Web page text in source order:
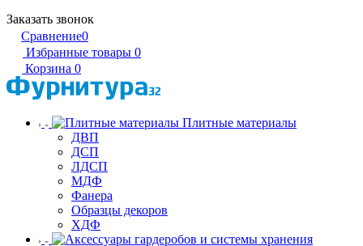
Заказать звонок
Сравнение0
Избранные товары 0
Корзина 0
Плитные материалы
ДВП
ДСП
ЛДСП
МДФ
Фанера
Образцы декоров
ХДФ